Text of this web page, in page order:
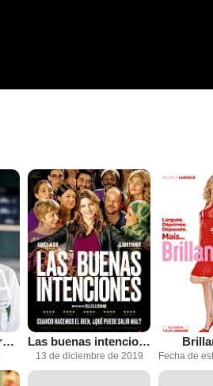
Nina, una enfermera diferente Las buenas intenciones
13 de diciembre de 2019